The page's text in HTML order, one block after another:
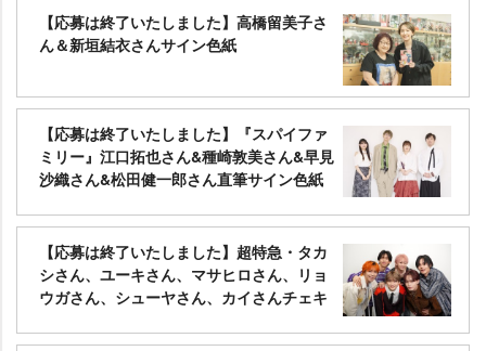
【応募は終了いたしました】高橋留美子さ
ん＆新垣結衣さんサイン色紙
【応募は終了いたしました】『スパイファ
ミリー』江口拓也さん&種崎敦美さん&早見
沙織さん&松田健一郎さん直筆サイン色紙
【応募は終了いたしました】超特急・タカ
シさん、ユーキさん、マサヒロさん、リョ
ウガさん、シューヤさん、カイさんチェキ